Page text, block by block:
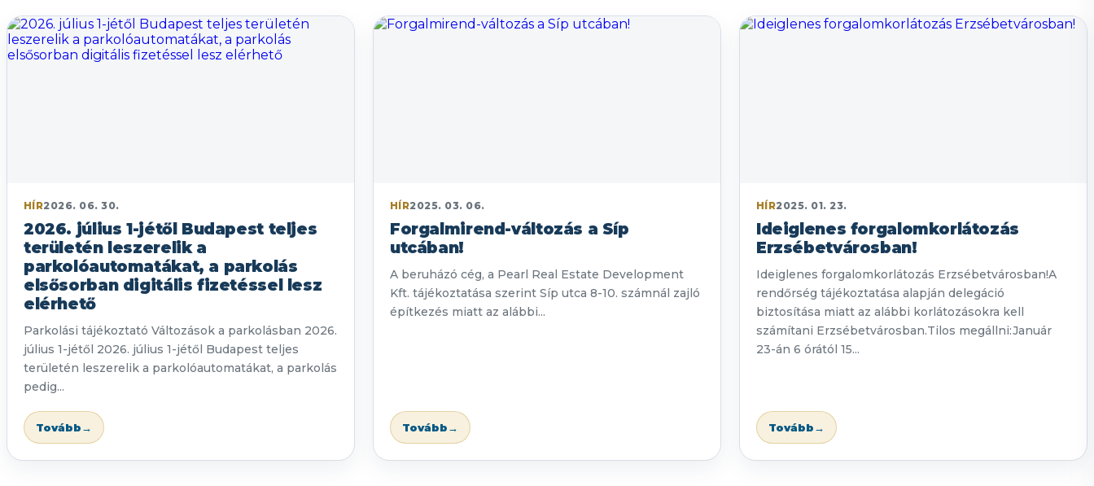
HÍR2026. 06. 30.
2026. július 1-jétől Budapest teljes
területén leszerelik a
parkolóautomatákat, a parkolás
elsősorban digitális fizetéssel lesz
elérhető
Parkolási tájékoztató Változások a parkolásban 2026.
július 1-jétől 2026. július 1-jétől Budapest teljes
területén leszerelik a parkolóautomatákat, a parkolás
pedig...
Tovább→
HÍR2025. 03. 06.
Forgalmirend-változás a Síp
utcában!
A beruházó cég, a Pearl Real Estate Development
Kft. tájékoztatása szerint Síp utca 8-10. számnál zajló
építkezés miatt az alábbi...
Tovább→
HÍR2025. 01. 23.
Ideiglenes forgalomkorlátozás
Erzsébetvárosban!
Ideiglenes forgalomkorlátozás Erzsébetvárosban!A
rendőrség tájékoztatása alapján delegáció
biztosítása miatt az alábbi korlátozásokra kell
számítani Erzsébetvárosban.Tilos megállni:Január
23-án 6 órától 15...
Tovább→